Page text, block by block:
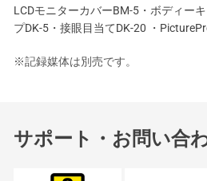
LCDモニターカバーBM-5・ボディー
プDK-5・接眼目当てDK-20 ・
※記録媒体は別売です。
サポート・お問い合